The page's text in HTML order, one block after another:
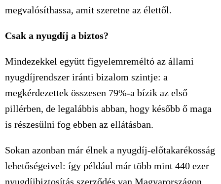
megvalósíthassa, amit szeretne az élettől.
Csak a nyugdíj a biztos?
Mindezekkel együtt figyelemreméltó az állami
nyugdíjrendszer iránti bizalom szintje: a
megkérdezettek összesen 79%-a bízik az első
pillérben, de legalábbis abban, hogy később ő maga
is részesülni fog ebben az ellátásban.
Sokan azonban már élnek a nyugdíj-előtakarékosság
lehetőségeivel: így például már több mint 440 ezer
nyugdíjbiztosítás szerződés van Magyarországon